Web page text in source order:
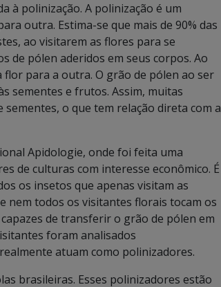
à polinização. A polinização é um
outra. Estima-se que mais de 90% das
ao visitarem as flores para se
de pólen aderidos em seus corpos. Ao
flor para a outra. O grão de pólen ao ser
sementes e frutos. Assim, muitas
o que tem relação direta com a
Apidologie, onde foi feita uma
de culturas com interesse econômico. É
os insetos que apenas visitam as
nem todos os visitantes florais tocam os
de transferir o grão de pólen em
foram analisados
atuam como polinizadores.
brasileiras. Esses polinizadores estão